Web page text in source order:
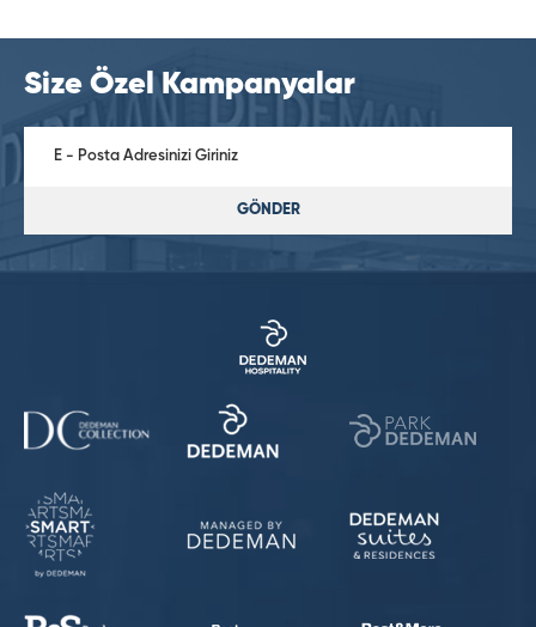
Size Özel Kampanyalar
GÖNDER